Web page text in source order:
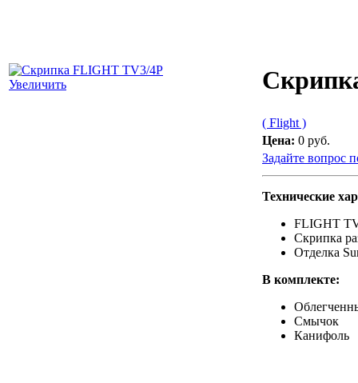
Увеличить
( Flight )
Цена: 0 руб.
Задайте вопрос
Технические
FLIGHT
Скрипка
Отделка
В комплекте:
Смычок
Канифоль